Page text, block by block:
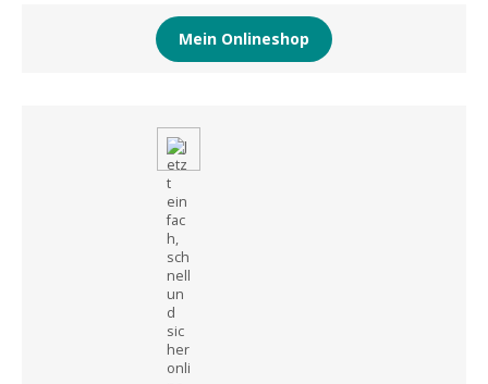
Mein Onlineshop